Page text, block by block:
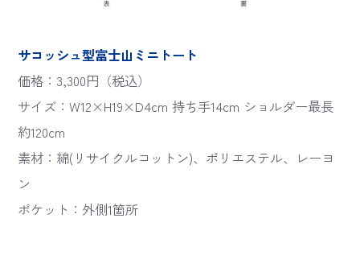
サコッシュ型富士山ミニトート
価格：3,300円（税込）
サイズ：W12×H19×D4cm 持ち手14cm ショルダー最長
約120cm
素材：綿(リサイクルコットン)、ポリエステル、レーヨ
ン
ポケット：外側1箇所